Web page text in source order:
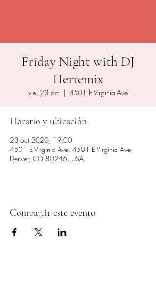
Friday Night with DJ
Herremix
vie, 23 oct
  |
4501 E Virginia Ave
Horario y ubicación
23 oct 2020, 19:00
4501 E Virginia Ave, 4501 E Virginia Ave,
Denver, CO 80246, USA
Compartir este evento